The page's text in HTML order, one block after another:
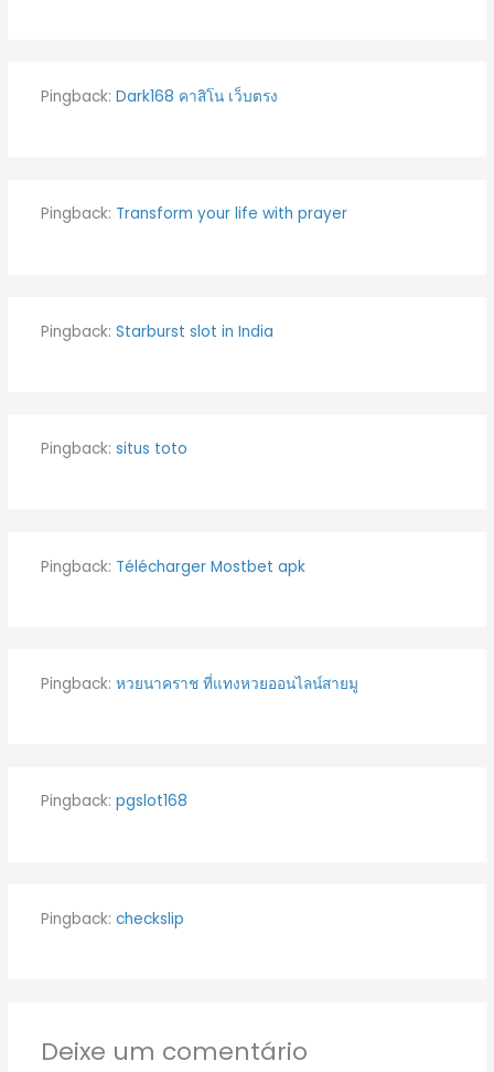
Pingback: Dark168 คาสิโน เว็บตรง
Pingback: Transform your life with prayer
Pingback: Starburst slot in India
Pingback: situs toto
Pingback: Télécharger Mostbet apk
Pingback: หวยนาคราช ที่แทงหวยออนไลน์สายมู
Pingback: pgslot168
Pingback: checkslip
Deixe um comentário